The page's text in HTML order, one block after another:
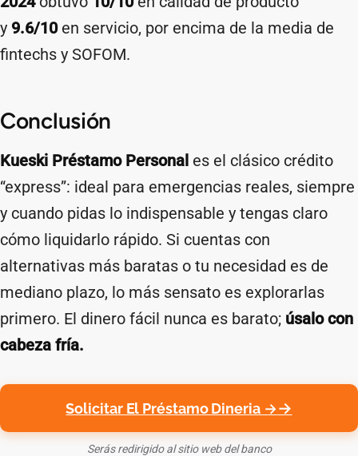
y 9.6/10en servicio, por encima de la media de
fintechs y SOFOM.
Conclusión
Kueski Préstamo Personal es el clásico crédito
“express”: ideal para emergencias reales, siempre
y cuando pidas lo indispensable y tengas claro
cómo liquidarlo rápido. Si cuentas con
alternativas más baratas o tu necesidad es de
mediano plazo, lo más sensato es explorarlas
primero. El dinero fácil nunca es barato; úsalo con
cabeza fría.
Solicitar El Préstamo Dineria →
Serás redirigido al sitio web del banco